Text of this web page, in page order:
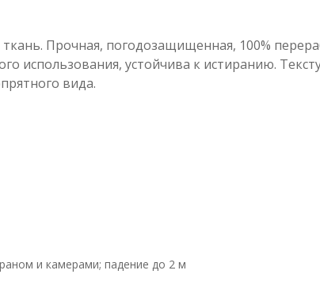
Прочная, погодозащищенная, 100%
использования, устойчива к истиранию.
вида.
и камерами; падение до 2 м